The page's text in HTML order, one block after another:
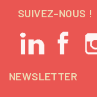
SUIVEZ-NOUS !
NEWSLETTER